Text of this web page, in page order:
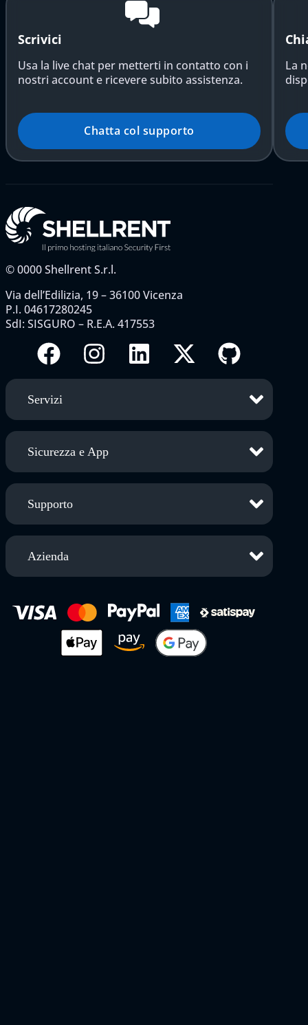
Scrivici
Usa la live chat per metterti in contatto con i
nostri account e ricevere subito assistenza.
Chatta col supporto
La
©0000Shellrent S.r.l.
Via dell’Edilizia, 19 – 36100 Vicenza
P.I. 04617280245
SdI: SISGURO – R.E.A. 417553
Servizi
Sicurezza e App
Supporto
Azienda